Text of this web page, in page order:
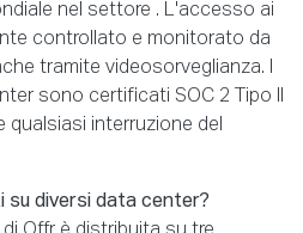
nel settore . L'accesso ai
controllato e monitorato da
tramite videosorveglianza. I
sono certificati SOC 2 Tipo II
qualsiasi interruzione del
su diversi data center?